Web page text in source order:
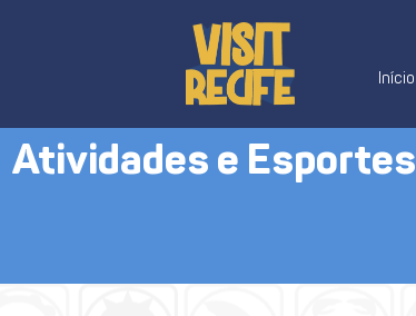
Início
Atividades e Esportes